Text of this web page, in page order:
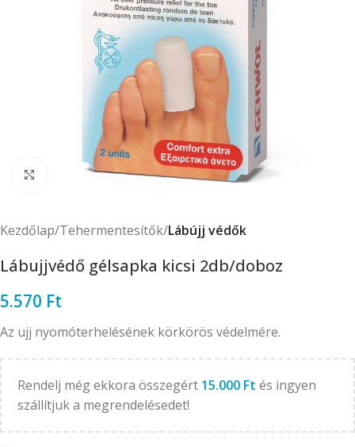
Click to enlarge
Kezdőlap Tehermentesítők Lábújj védők
Lábujjvédő gélsapka kicsi 2db/doboz
5.570 Ft
Az ujj nyomóterhelésének körkörös védelmére.
Rendelj még ekkora összegért 15.000 Ft és ingyen
szállítjuk a megrendelésedet!